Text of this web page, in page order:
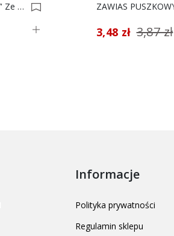
ZAWIAS B COMPACT 107' Ze Sprężyną 38B355AF22 0034472
3,48 zł 3,87 zł
Informacje
Polityka prywatności
Regulamin sklepu